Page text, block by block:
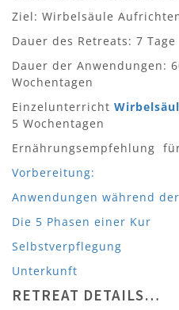
Ziel: Wirbelsäule
Dauer des Retreats: 7 Tage
Dauer der Anwendungen:
Wochentagen
Einzelunterricht
5 Wochentagen
Ernährungsempfehlung
Vorbereitung:
Anwendungen während
Die 5 Phasen einer Kur
Selbstverpflegung
Unterkunft
RETREAT DETAILS…